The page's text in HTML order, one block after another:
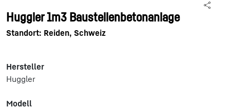
Huggler 1m3 Baustellenbetonanlage
Standort: Reiden, Schweiz
Hersteller
Huggler
Modell